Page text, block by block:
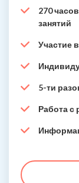
270
занятий
Участие
5-ти
Работа с